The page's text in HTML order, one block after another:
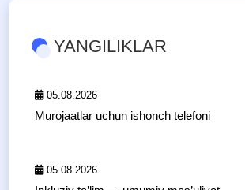
YANGILIKLAR
05.08.2026
Murojaatlar uchun ishonch telefoni
05.08.2026